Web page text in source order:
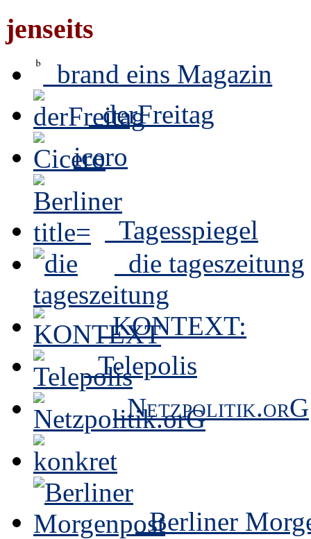
jenseits
brand eins Magazin
derFreitag
icero
Tagesspiegel
die tageszeitung
KONTEXT:
Telepolis
Netzpolitik.orG
Berliner